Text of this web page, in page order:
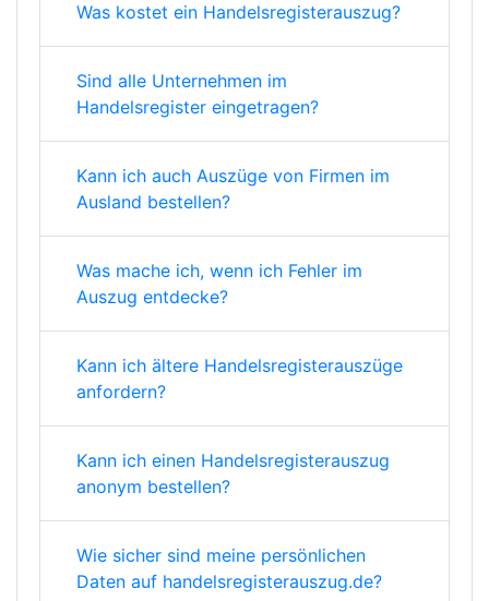
Was kostet ein Handelsregisterauszug?
Sind alle Unternehmen im
Handelsregister eingetragen?
Kann ich auch Auszüge von Firmen im
Ausland bestellen?
Was mache ich, wenn ich Fehler im
Auszug entdecke?
Kann ich ältere Handelsregisterauszüge
anfordern?
Kann ich einen Handelsregisterauszug
anonym bestellen?
Wie sicher sind meine persönlichen
Daten auf handelsregisterauszug.de?